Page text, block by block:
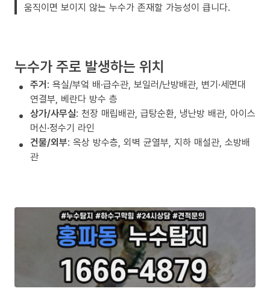
움직이면 보이지 않는 누수가 존재할 가능성이 큽니다.
누수가 주로 발생하는 위치
주거: 욕실/부엌 배·급수관, 보일러/난방배관, 변기·세면대
연결부, 베란다 방수 층
상가/사무실: 천장 매립배관, 급탕순환, 냉난방 배관, 아이스
머신·정수기 라인
건물/외부: 옥상 방수층, 외벽 균열부, 지하 매설관, 소방배
관